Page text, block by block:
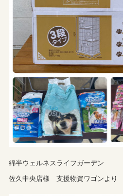
綿半ウェルネスライフガーデン
佐久中央店様 支援物資ワゴンより